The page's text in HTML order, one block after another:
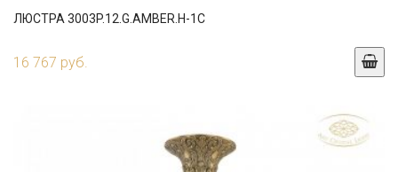
ЛЮСТРА 3003P.12.G.AMBER.H-1C
16 767 руб.